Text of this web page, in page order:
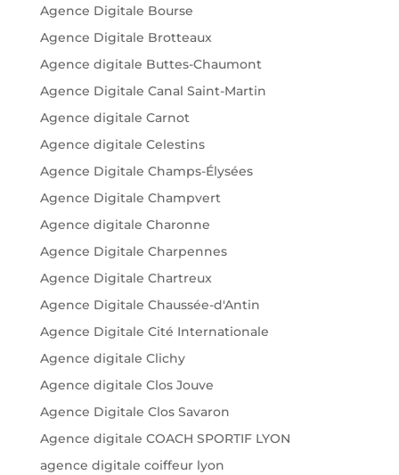
Agence Digitale Bourse
Agence Digitale Brotteaux
Agence digitale Buttes-Chaumont
Agence Digitale Canal Saint-Martin
Agence digitale Carnot
Agence digitale Celestins
Agence Digitale Champs-Élysées
Agence Digitale Champvert
Agence digitale Charonne
Agence Digitale Charpennes
Agence Digitale Chartreux
Agence Digitale Chaussée-d'Antin
Agence Digitale Cité Internationale
Agence digitale Clichy
Agence digitale Clos Jouve
Agence Digitale Clos Savaron
Agence digitale COACH SPORTIF LYON
agence digitale coiffeur lyon